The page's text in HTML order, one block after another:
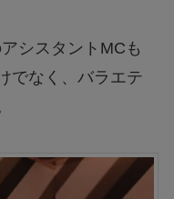
シスタントMCも
でなく、バラエテ